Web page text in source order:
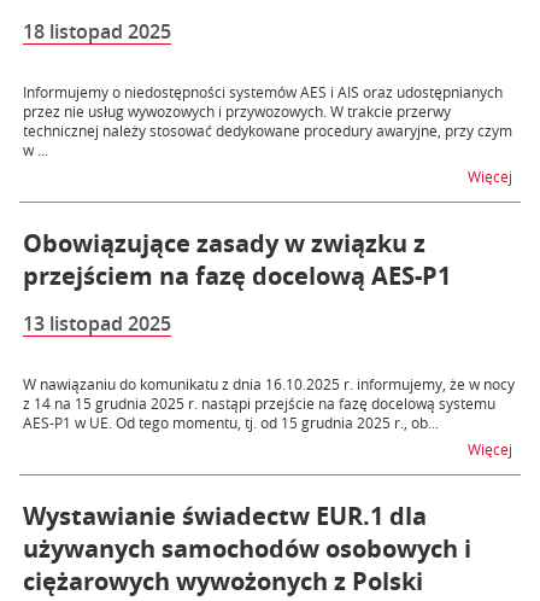
18 listopad 2025
Informujemy o niedostępności systemów AES i AIS oraz udostępnianych
przez nie usług wywozowych i przywozowych. W trakcie przerwy
technicznej należy stosować dedykowane procedury awaryjne, przy czym
w ...
Więcej
Obowiązujące zasady w związku z
przejściem na fazę docelową AES-P1
13 listopad 2025
W nawiązaniu do komunikatu z dnia 16.10.2025 r. informujemy, że w nocy
z 14 na 15 grudnia 2025 r. nastąpi przejście na fazę docelową systemu
AES-P1 w UE. Od tego momentu, tj. od 15 grudnia 2025 r., ob...
Więcej
Wystawianie świadectw EUR.1 dla
używanych samochodów osobowych i
ciężarowych wywożonych z Polski